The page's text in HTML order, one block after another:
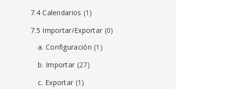
7.4 Calendarios (1)
7.5 Importar/Exportar (0)
a. Configuración (1)
b. Importar (27)
c. Exportar (1)